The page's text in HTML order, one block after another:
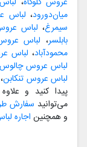
میان‌دورود، لباس
سیمرغ، لباس
بابلسر، لباس
محمودآباد، لباس
لباس عروس
لباس عروس تنکابن،
پیدا کنید و
می‌توانید سفارش
و همچنین اجاره